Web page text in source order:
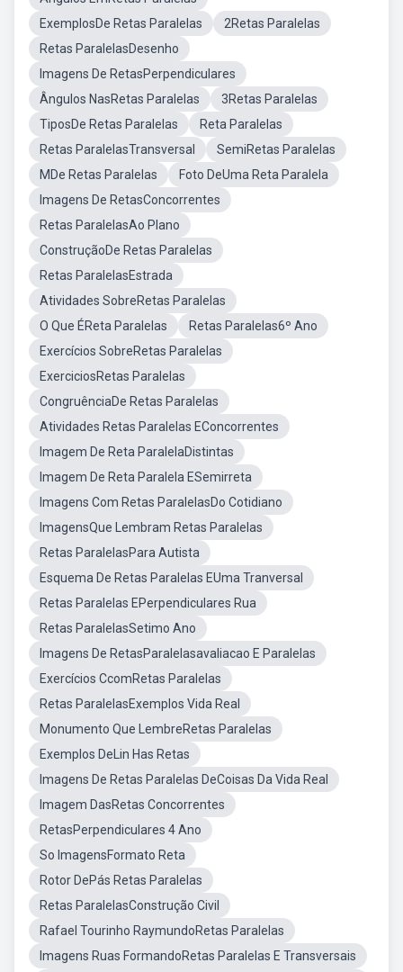
ExemplosDe Retas Paralelas
2Retas Paralelas
Retas ParalelasDesenho
Imagens De RetasPerpendiculares
Ângulos NasRetas Paralelas
3Retas Paralelas
TiposDe Retas Paralelas
Reta Paralelas
Retas ParalelasTransversal
SemiRetas Paralelas
MDe Retas Paralelas
Foto DeUma Reta Paralela
Imagens De RetasConcorrentes
Retas ParalelasAo Plano
ConstruçãoDe Retas Paralelas
Retas ParalelasEstrada
Atividades SobreRetas Paralelas
O Que ÉReta Paralelas
Retas Paralelas6º Ano
Exercícios SobreRetas Paralelas
ExerciciosRetas Paralelas
CongruênciaDe Retas Paralelas
Atividades Retas Paralelas EConcorrentes
Imagem De Reta ParalelaDistintas
Imagem De Reta Paralela ESemirreta
Imagens Com Retas ParalelasDo Cotidiano
ImagensQue Lembram Retas Paralelas
Retas ParalelasPara Autista
Esquema De Retas Paralelas EUma Tranversal
Retas Paralelas EPerpendiculares Rua
Retas ParalelasSetimo Ano
Imagens De RetasParalelasavaliacao E Paralelas
Exercícios CcomRetas Paralelas
Retas ParalelasExemplos Vida Real
Monumento Que LembreRetas Paralelas
Exemplos DeLin Has Retas
Imagens De Retas Paralelas DeCoisas Da Vida Real
Imagem DasRetas Concorrentes
RetasPerpendiculares 4 Ano
So ImagensFormato Reta
Rotor DePás Retas Paralelas
Retas ParalelasConstrução Civil
Rafael Tourinho RaymundoRetas Paralelas
Imagens Ruas FormandoRetas Paralelas E Transversais